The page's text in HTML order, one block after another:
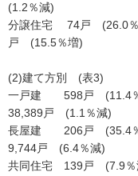
(1.2％減)
分譲住宅 74戸
戸 (15.5％増)
(2)建て方
一戸建 598
38,389戸 (1.1％
長屋建 206
9,744戸 (6.4％減)
共同住宅 139